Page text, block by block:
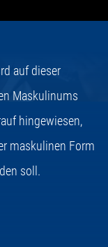
auf dieser
Maskulinums
hingewiesen,
maskulinen Form
soll.